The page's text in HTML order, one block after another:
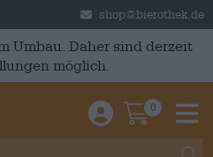
shop@bierothek.de
Umbau. Daher sind derzeit
möglich.
Einloggen /
0